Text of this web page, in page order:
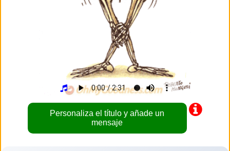
Personaliza el título y añade un
mensaje